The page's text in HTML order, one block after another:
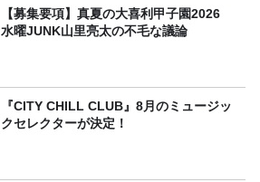
【募集要項】真夏の大喜利甲子園2026
水曜JUNK山里亮太の不毛な議論
『CITY CHILL CLUB』8月のミュージッ
クセレクターが決定！